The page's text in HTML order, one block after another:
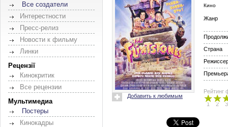
Все создатели
Интерестности
Пресс-релиз
Новости к фильму
Линки
Рецензії
Кинокритик
Все рецензии
Мультимедиа
Постеры
Кинокадры
Добавить к любимым
Кино
Жанр
Страна
Рейтинг
1 2 3